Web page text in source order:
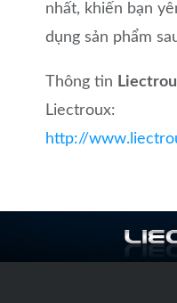
nhất, khiến bạn
dụng sản phẩm
Thông tin
Liectroux:
http://